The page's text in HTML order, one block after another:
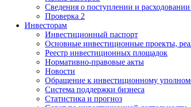
Сведения о поступлении и
Проверка 2
Инвесторам
Инвестиционный паспорт
Основные инвестиционные проекты,
Реестр инвестиционных площадок
Нормативно-правовые акты
Новости
Обращение к инвестиционному
Система поддержки бизнеса
Статистика и прогноз